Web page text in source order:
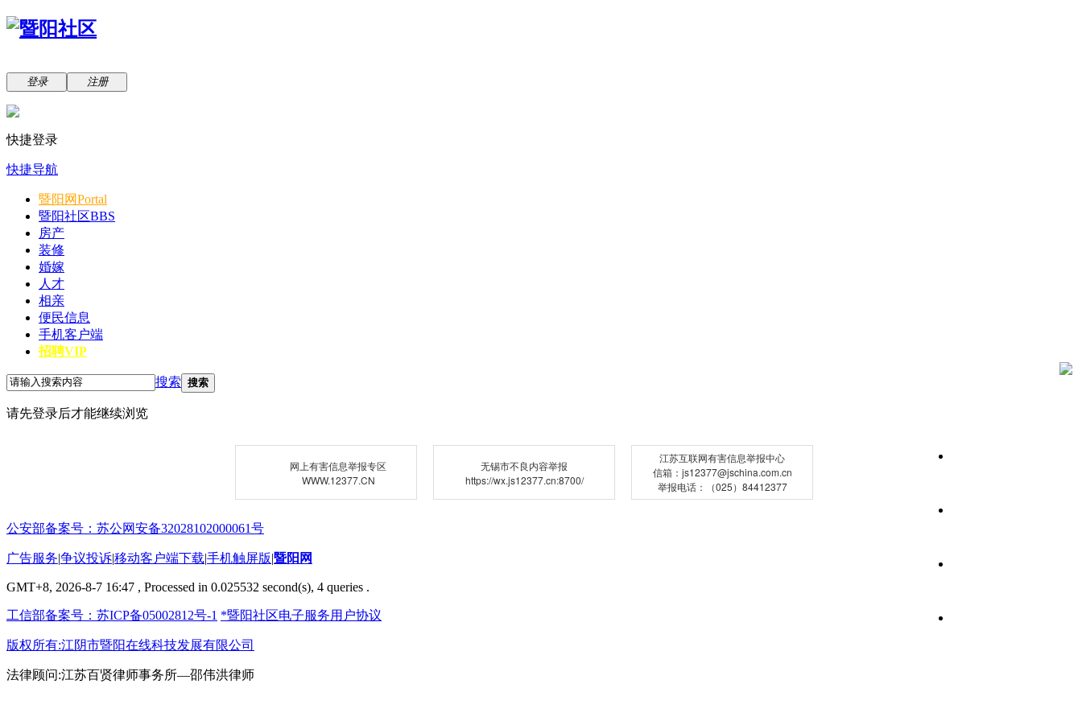
登录 注册
快捷登录
快捷导航
暨阳网Portal
暨阳社区BBS
房产
装修
婚嫁
人才
相亲
便民信息
手机客户端
招聘VIP
搜索 搜索
请先登录后才能继续浏览
网上有害信息举报专区
WWW.12377.CN
无锡市不良内容举报
https://wx.js12377.cn:8700/
江苏互联网有害信息举报中心
信箱：js12377@jschina.com.cn
举报电话：（025）84412377
公安部备案号：苏公网安备32028102000061号
广告服务|争议投诉|移动客户端下载|手机触屏版|暨阳网
GMT+8, 2026-8-7 16:47 , Processed in 0.025532 second(s), 4 queries .
工信部备案号：苏ICP备05002812号-1 *暨阳社区电子服务用户协议
版权所有:江阴市暨阳在线科技发展有限公司
法律顾问:江苏百贤律师事务所—邵伟洪律师